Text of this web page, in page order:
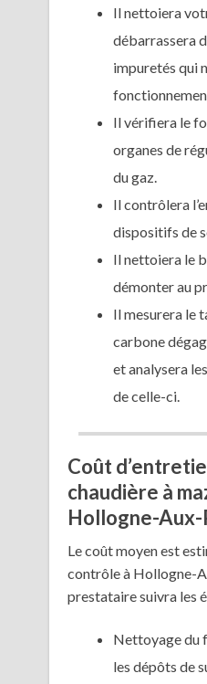
Il nettoiera
débarrassera
impuretés qui
Il vérifiera le
organes de
du gaz.
Il contrôlera
dispositifs de
Il nettoiera le
démonter au
Il mesurera le
carbone
et analysera
de celle-ci.
Coût
chaudière à
Hollogne-
Le coût moyen est
contrôle à Hollogne-
prestataire suivra les
Nettoyage du
les dépôts de